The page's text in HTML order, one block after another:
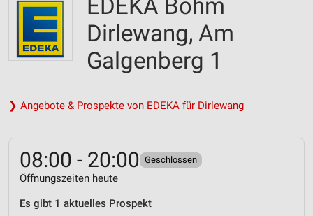
EDEKA Böhm
Dirlewang, Am
Galgenberg 1
❯ Angebote & Prospekte von EDEKA für Dirlewang
08:00 - 20:00 Geschlossen
Öffnungszeiten heute
Es gibt 1 aktuelles Prospekt